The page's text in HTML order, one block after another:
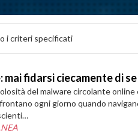
i criteri specificati
mai fidarsi ciecamente di
del malware circolante
ogni giorno quando